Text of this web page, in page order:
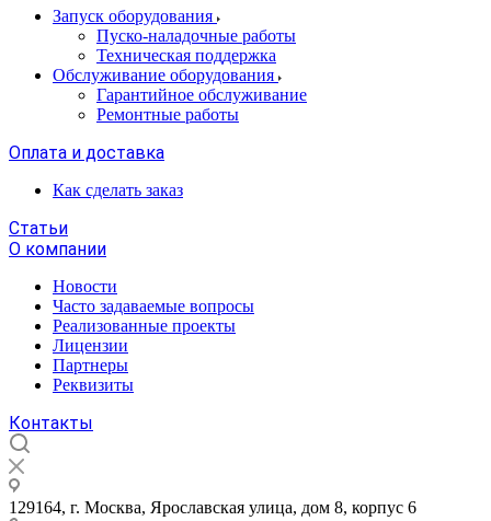
Запуск оборудования
Пуско-наладочные работы
Техническая поддержка
Обслуживание оборудования
Гарантийное обслуживание
Ремонтные работы
Оплата и доставка
Как сделать заказ
Статьи
О компании
Новости
Часто задаваемые вопросы
Реализованные проекты
Лицензии
Партнеры
Реквизиты
Контакты
129164, г. Москва, Ярославская улица, дом 8, корпус 6